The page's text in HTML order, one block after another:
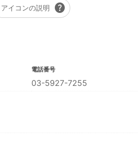
アイコンの説明 help
電話番号
03-5927-7255